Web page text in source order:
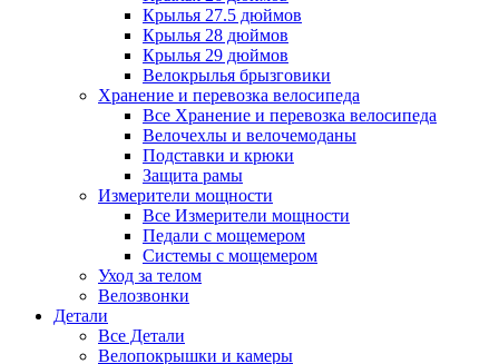
Крылья 27.5 дюймов
Крылья 28 дюймов
Крылья 29 дюймов
Велокрылья брызговики
Хранение и перевозка велосипеда
Все Хранение и перевозка велосипеда
Велочехлы и велочемоданы
Подставки и крюки
Защита рамы
Измерители мощности
Все Измерители мощности
Педали с мощемером
Системы с мощемером
Уход за телом
Велозвонки
Детали
Все Детали
Велопокрышки и камеры